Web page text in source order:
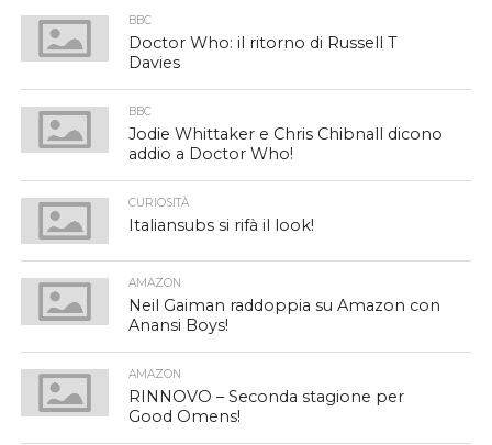
BBC
Doctor Who: il ritorno di Russell T
Davies
BBC
Jodie Whittaker e Chris Chibnall dicono
addio a Doctor Who!
CURIOSITÀ
Italiansubs si rifà il look!
AMAZON
Neil Gaiman raddoppia su Amazon con
Anansi Boys!
AMAZON
RINNOVO – Seconda stagione per
Good Omens!